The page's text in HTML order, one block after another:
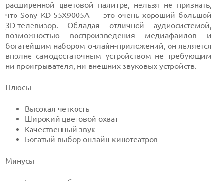
расширенной цветовой палитре, нельзя не признать,
что Sony KD-55X9005A — это очень хороший большой
3D-телевизор. Обладая отличной аудиосистемой,
возможностью воспроизведения медиафайлов и
богатейшим набором онлайн-приложений, он является
вполне самодостаточным устройством не требующим
ни проигрывателя, ни внешних звуковых устройств.
Плюсы
Высокая четкость
Широкий цветовой охват
Качественный звук
Богатый выбор онлайн-кинотеатров
Минусы